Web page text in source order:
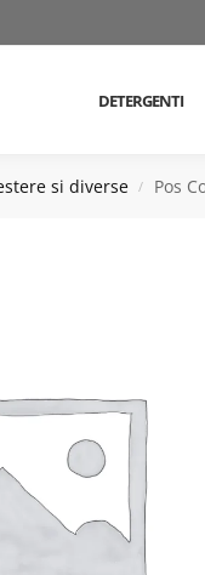
DETERGENTI
si diverse / Pos